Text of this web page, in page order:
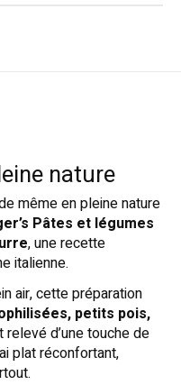
nature
même en pleine nature
Pâtes et légumes
, une recette
italienne.
air, cette préparation
petits pois,
relevé d’une touche de
plat réconfortant,